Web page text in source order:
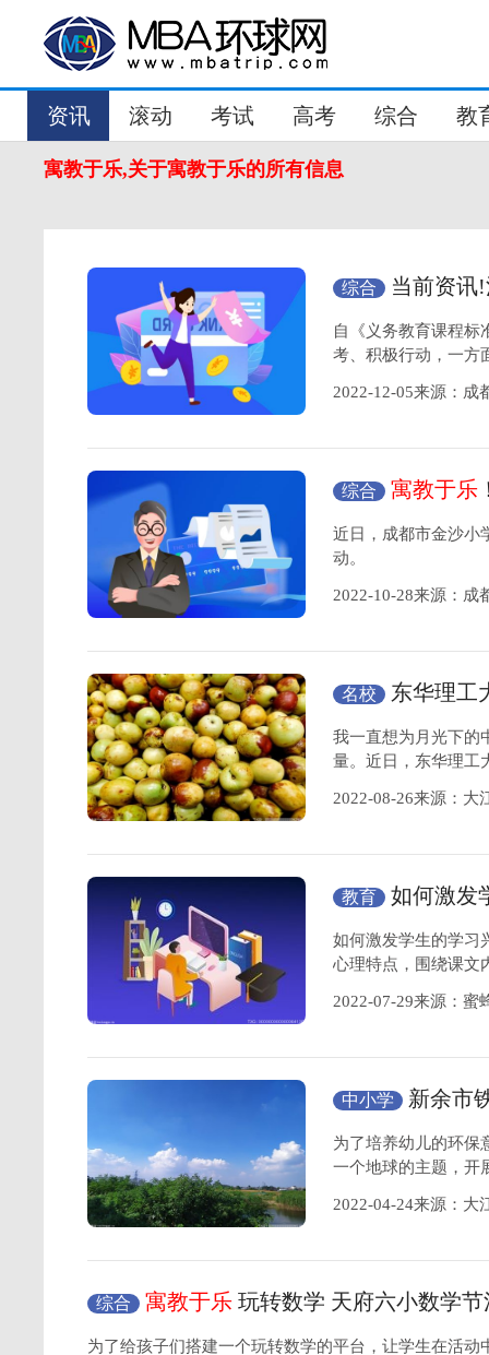
资讯 滚动 考试 高考 综合 教
寓教于乐,关于寓教于乐的所有信息
综合 当前资讯
自《义务教育课程标
考、积极行动，一方
2022-12-05来源：成
综合 寓教于乐
水”
近日，成都市金沙小
动。
2022-10-28来源：成
名校 东华理工
我一直想为月光下的
量。近日，东华理工
2022-08-26来源：大
教育
如何激发
培养
如何激发学生的学习
心理特点，围绕课文
2022-07-29来源：蜜
中小学
新余市
动
为了培养幼儿的环保
一个地球的主题，开
2022-04-24来源：大
综合 寓教于乐 玩转数学 天府六小数学
足
为了给孩子们搭建一个玩转数学的平台，让学生在活动